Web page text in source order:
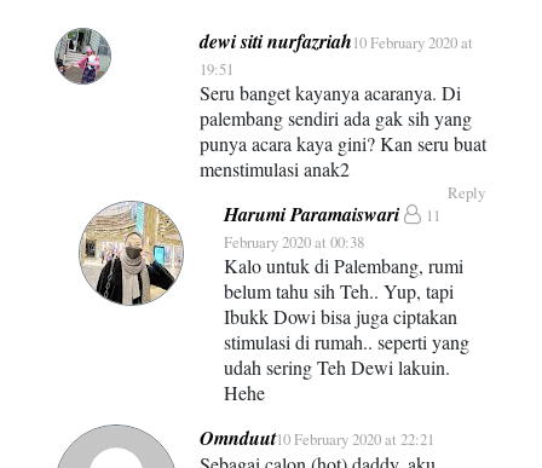
dewi siti nurfazriah10 February 2020 at
19:51
Seru banget kayanya acaranya. Di
palembang sendiri ada gak sih yang
punya acara kaya gini? Kan seru buat
menstimulasi anak2
Reply
Harumi Paramaiswari
11
February 2020 at 00:38
Kalo untuk di Palembang, rumi
belum tahu sih Teh.. Yup, tapi
Ibukk Dowi bisa juga ciptakan
stimulasi di rumah.. seperti yang
udah sering Teh Dewi lakuin.
Hehe
Omnduut10 February 2020 at 22:21